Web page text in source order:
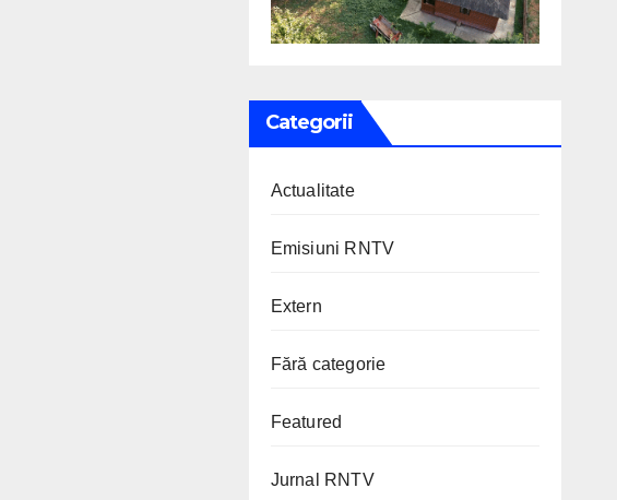
Categorii
Actualitate
Emisiuni RNTV
Extern
Fără categorie
Featured
Jurnal RNTV